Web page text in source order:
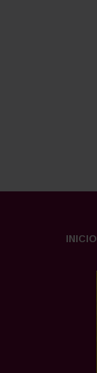
INICIO